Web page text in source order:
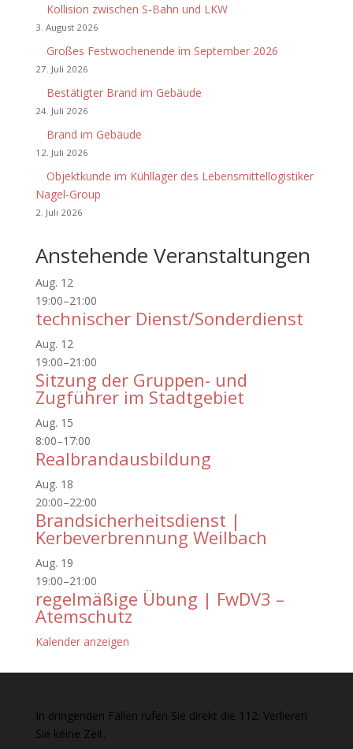
Kollision zwischen S-Bahn und LKW
3. August 2026
Großes Festwochenende im September 2026
27. Juli 2026
Bestätigter Brand im Gebäude
24. Juli 2026
Brand im Gebäude
12. Juli 2026
Objektkunde im Kühllager des Lebensmittellogistiker
Nagel-Group
2. Juli 2026
Anstehende Veranstaltungen
Aug. 12
19:00–21:00
technischer Dienst/Sonderdienst
Aug. 12
19:00–21:00
Sitzung der Gruppen- und
Zugführer im Stadtgebiet
Aug. 15
8:00–17:00
Realbrandausbildung
Aug. 18
20:00–22:00
Brandsicherheitsdienst |
Kerbeverbrennung Weilbach
Aug. 19
19:00–21:00
regelmäßige Übung | FwDV3 –
Atemschutz
Kalender anzeigen
In dringenden Fällen rufen Sie direkt die 112. Verlieren
Sie keine Zeit.